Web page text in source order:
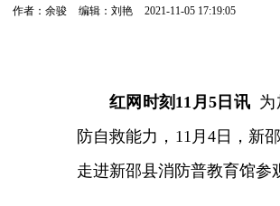
作者：余骏 编辑：刘艳 2021-11-05 17:19:05
红网时刻 11月5日讯 为
防自救能力，11月4日，新
走进新邵县消防普教育馆参